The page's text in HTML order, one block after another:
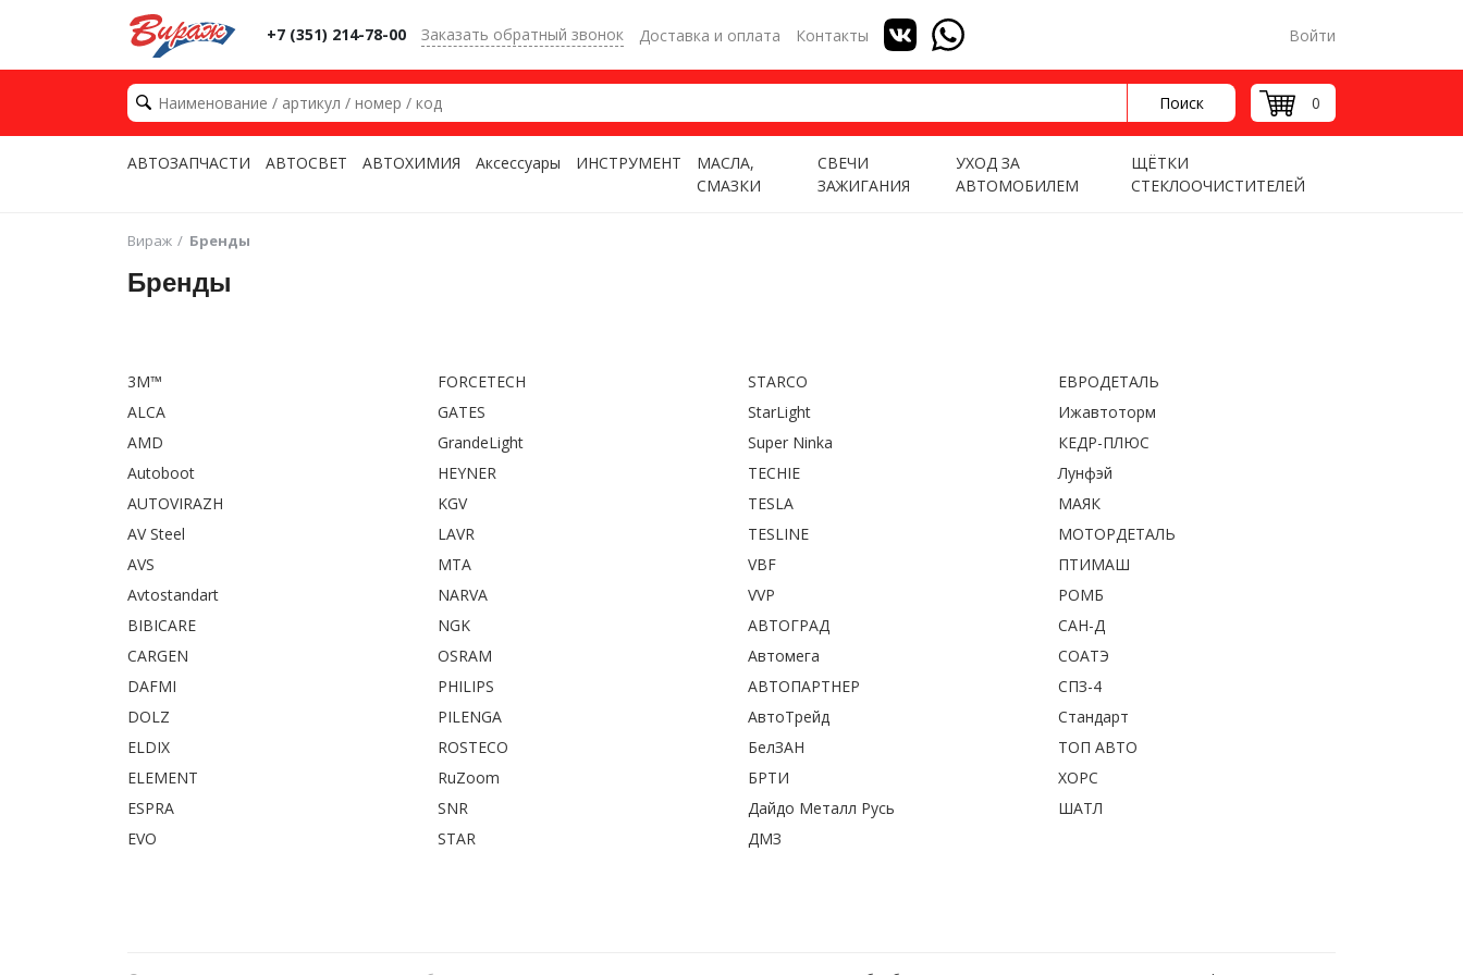
+7 (351) 214-78-00 Заказать обратный звонок Доставка и оплата Контакты Войти
Поиск 0
АВТОЗАПЧАСТИ АВТОСВЕТ АВТОХИМИЯ Аксессуары ИНСТРУМЕНТ
МАСЛА,
СМАЗКИ
СВЕЧИ
ЗАЖИГАНИЯ
УХОД ЗА
АВТОМОБИЛЕМ
ЩЁТКИ
СТЕКЛООЧИСТИТЕЛЕЙ
Вираж Бренды
Бренды
3M™
ALCA
AMD
Autoboot
AUTOVIRAZH
AV Steel
AVS
Avtostandart
BIBICARE
CARGEN
DAFMI
DOLZ
ELDIX
ELEMENT
ESPRA
EVO
FORCETECH
GATES
GrandeLight
HEYNER
KGV
LAVR
MTA
NARVA
NGK
OSRAM
PHILIPS
PILENGA
ROSTECO
RuZoom
SNR
STAR
STARCO
StarLight
Super Ninka
TECHIE
TESLA
TESLINE
VBF
VVP
АВТОГРАД
Автомега
АВТОПАРТНЕР
АвтоТрейд
БелЗАН
БРТИ
Дайдо Металл Русь
ДМЗ
ЕВРОДЕТАЛЬ
Ижавтоторм
КЕДР-ПЛЮС
Лунфэй
МАЯК
МОТОРДЕТАЛЬ
ПТИМАШ
РОМБ
САН-Д
СОАТЭ
СПЗ-4
Стандарт
ТОП АВТО
ХОРС
ШАТЛ